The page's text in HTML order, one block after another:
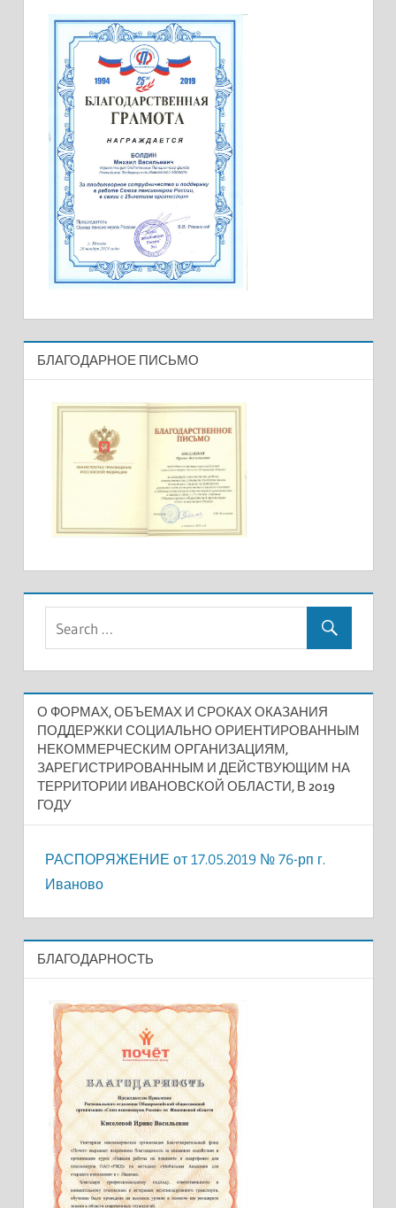
БЛАГОДАРНОЕ ПИСЬМО
О ФОРМАХ, ОБЪЕМАХ И СРОКАХ ОКАЗАНИЯ
ПОДДЕРЖКИ СОЦИАЛЬНО ОРИЕНТИРОВАННЫМ
НЕКОММЕРЧЕСКИМ ОРГАНИЗАЦИЯМ,
ЗАРЕГИСТРИРОВАННЫМ И ДЕЙСТВУЮЩИМ НА
ТЕРРИТОРИИ ИВАНОВСКОЙ ОБЛАСТИ, В 2019
ГОДУ
РАСПОРЯЖЕНИЕ от 17.05.2019 № 76-рп г.
Иваново
БЛАГОДАРНОСТЬ